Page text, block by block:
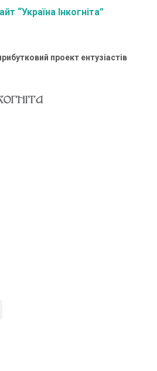
“Україна Інкогніта”
проект ентузіастів